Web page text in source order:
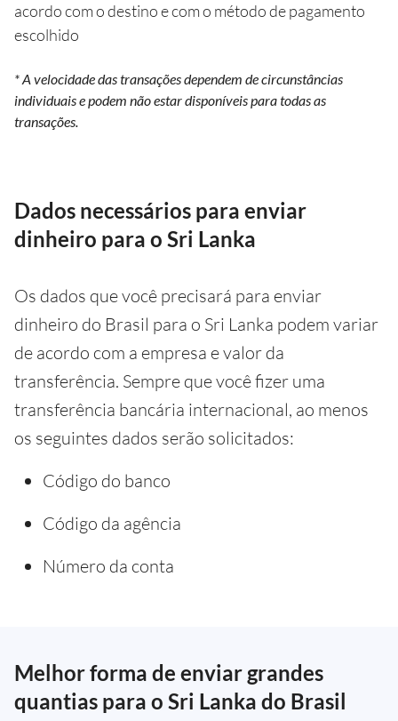
acordo com o destino e com o método de pagamento
escolhido
* A velocidade das transações dependem de circunstâncias
individuais e podem não estar disponíveis para todas as
transações.
Dados necessários para enviar
dinheiro para o Sri Lanka
Os dados que você precisará para enviar
dinheiro do Brasil para o Sri Lanka podem variar
de acordo com a empresa e valor da
transferência. Sempre que você fizer uma
transferência bancária internacional, ao menos
os seguintes dados serão solicitados:
Código do banco
Código da agência
Número da conta
Melhor forma de enviar grandes
quantias para o Sri Lanka do Brasil